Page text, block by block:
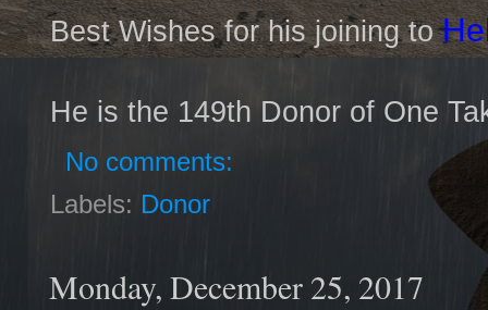
Best Wishes for his joining to
He is the 149th Donor of One
No comments:
Labels: Donor
Monday, December 25, 2017